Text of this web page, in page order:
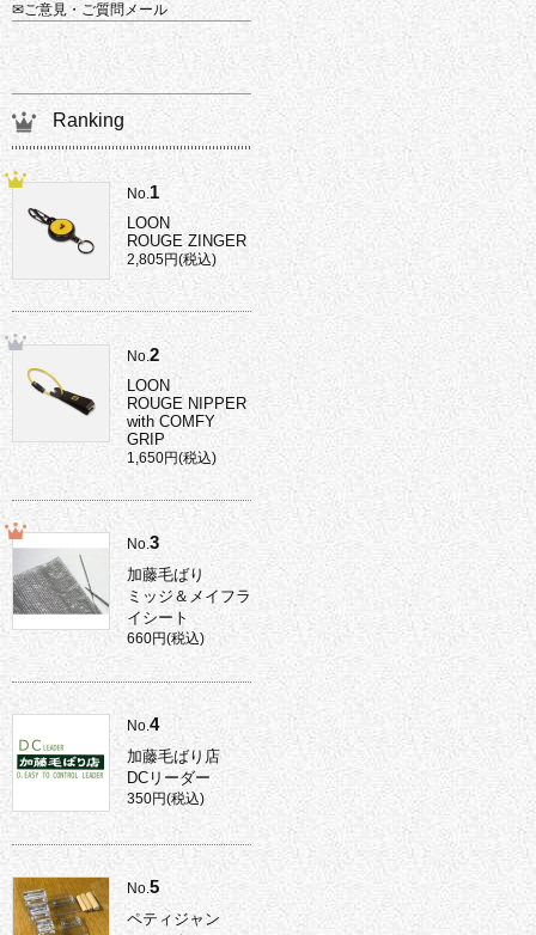
✉ご意見・ご質問メール
Ranking
No. 1
LOON
ROUGE ZINGER
2,805円(税込)
No. 2
LOON
ROUGE NIPPER
with COMFY
GRIP
1,650円(税込)
No.3
加藤毛ばり
ミッジ＆メイフラ
イシート
660円(税込)
No.4
加藤毛ばり店
DCリーダー
350円(税込)
No.5
ペティジャン